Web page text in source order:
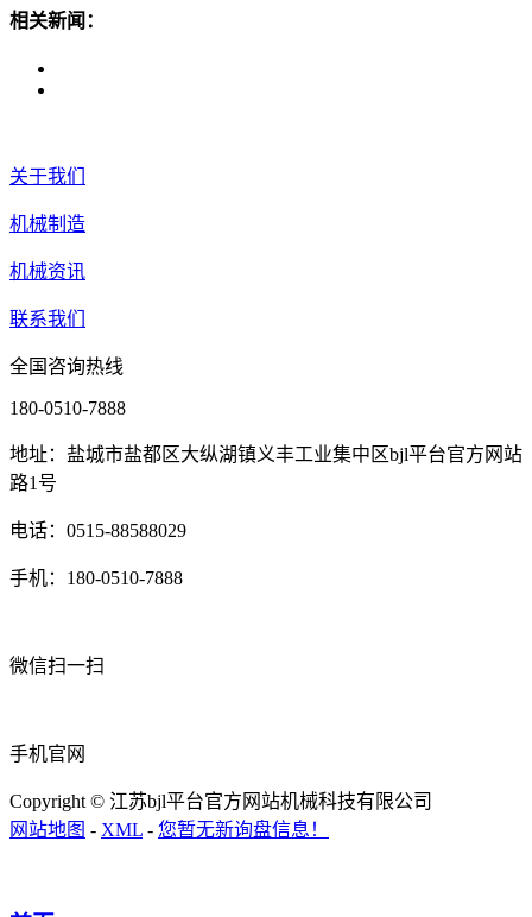
相关新闻：
关于我们
机械制造
机械资讯
联系我们
全国咨询热线
180-0510-7888
地址：盐城市盐都区大纵湖镇义丰工业集中区bjl平台官方网站
路1号
电话：0515-88588029
手机：180-0510-7888
微信扫一扫
手机官网
Copyright © 江苏bjl平台官方网站机械科技有限公司
网站地图 - XML - 您暂无新询盘信息！